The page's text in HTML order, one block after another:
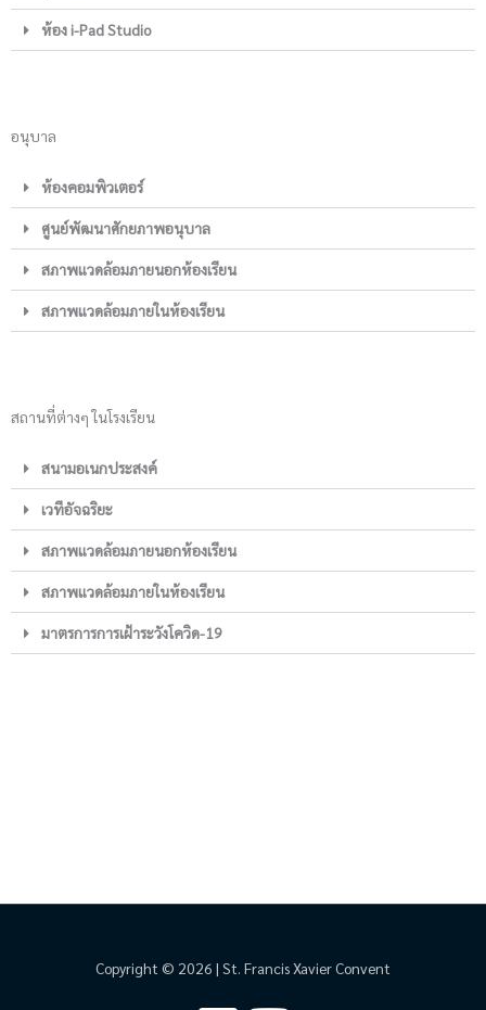
ห้อง i-Pad Studio
อนุบาล
ห้องคอมพิวเตอร์
ศูนย์พัฒนาศักยภาพอนุบาล
สภาพแวดล้อมภายนอกห้องเรียน
สภาพแวดล้อมภายในห้องเรียน
สถานที่ต่างๆ ในโรงเรียน
สนามอเนกประสงค์
เวทีอัจฉริยะ
สภาพแวดล้อมภายนอกห้องเรียน
สภาพแวดล้อมภายในห้องเรียน
มาตรการการเฝ้าระวังโควิด-19
Copyright © 2026 | St. Francis Xavier Convent